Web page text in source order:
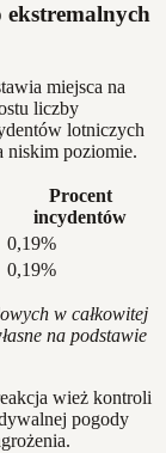
ekstremalnych
miejsca na
liczby
lotniczych
niskim poziomie.
Procent
incydentów
0,19%
0,19%
w całkowitej
na podstawie
wież kontroli
pogody